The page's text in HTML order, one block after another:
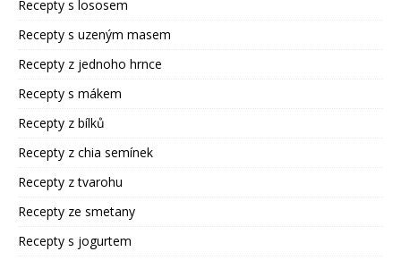
Recepty s lososem
Recepty s uzeným masem
Recepty z jednoho hrnce
Recepty s mákem
Recepty z bílků
Recepty z chia semínek
Recepty z tvarohu
Recepty ze smetany
Recepty s jogurtem